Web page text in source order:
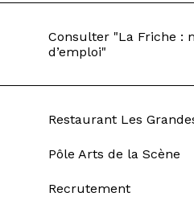
Consulter "La Friche :
d’emploi"
Restaurant Les
Pôle Arts de la Scène
Recrutement